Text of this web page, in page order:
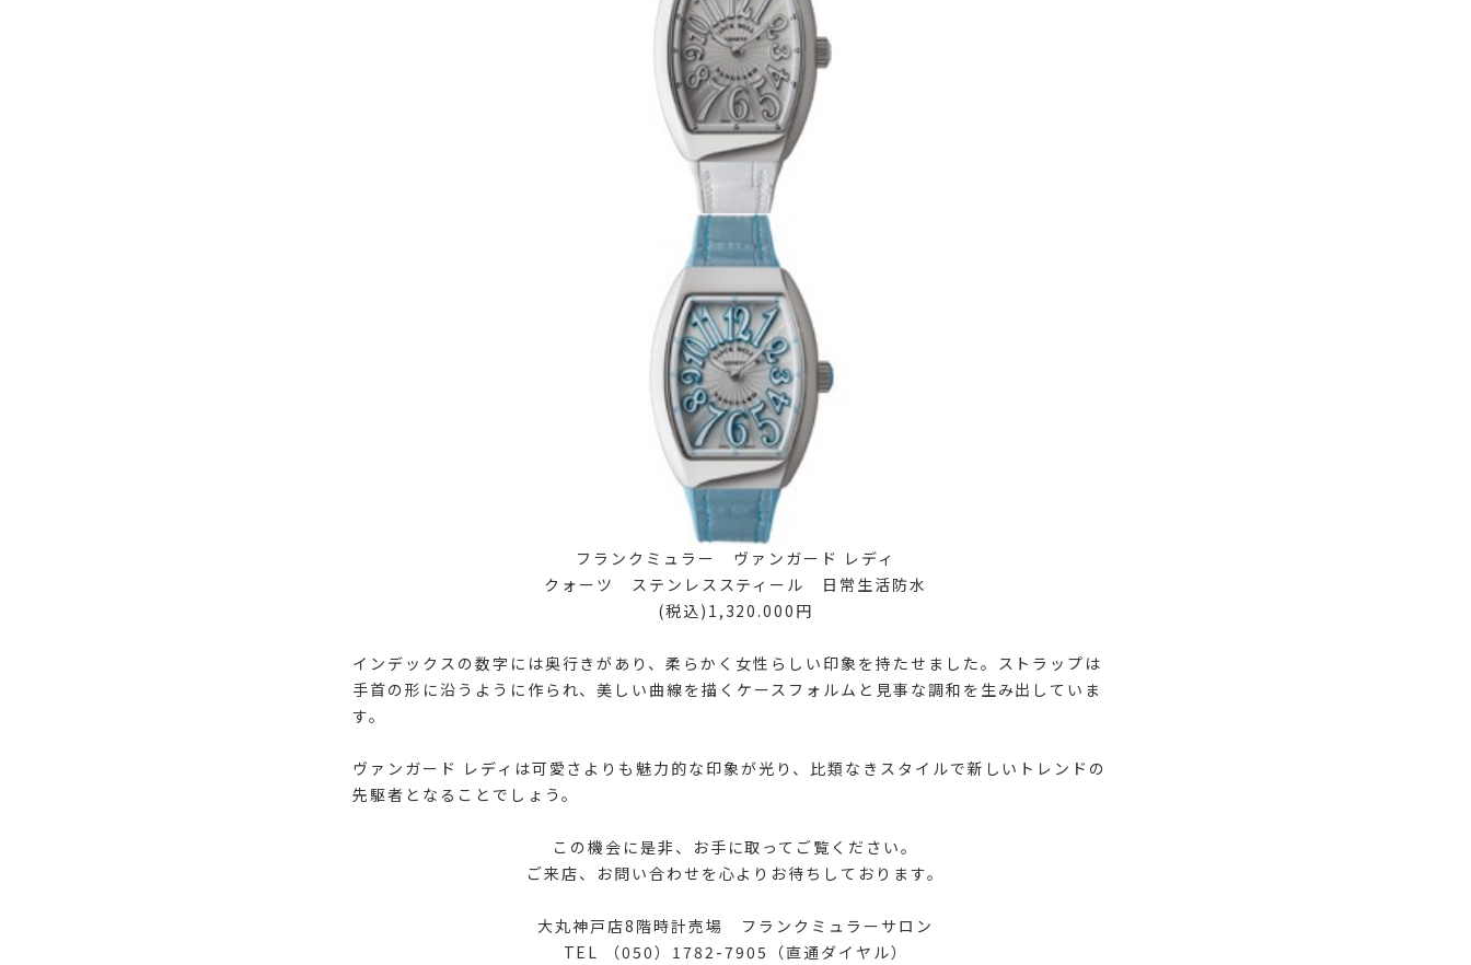
フランクミュラー ヴァンガード レディ
クォーツ ステンレススティール 日常生活防水
(税込)1,320.000円
インデックスの数字には奥行きがあり、柔らかく女性らしい印象を持たせました。ストラップは
手首の形に沿うように作られ、美しい曲線を描くケースフォルムと見事な調和を生み出していま
す。
ヴァンガード レディは可愛さよりも魅力的な印象が光り、比類なきスタイルで新しいトレンドの
先駆者となることでしょう。
この機会に是非、お手に取ってご覧ください。
ご来店、お問い合わせを心よりお待ちしております。
大丸神戸店8階時計売場 フランクミュラーサロン
TEL （050）1782-7905（直通ダイヤル）